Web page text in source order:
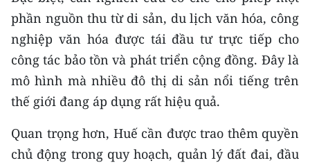
phần nguồn thu từ di sản, du lịch văn hóa, công
nghiệp văn hóa được tái đầu tư trực tiếp cho
công tác bảo tồn và phát triển cộng đồng. Đây là
mô hình mà nhiều đô thị di sản nổi tiếng trên
thế giới đang áp dụng rất hiệu quả.
Quan trọng hơn, Huế cần được trao thêm quyền
chủ động trong quy hoạch, quản lý đất đai, đầu